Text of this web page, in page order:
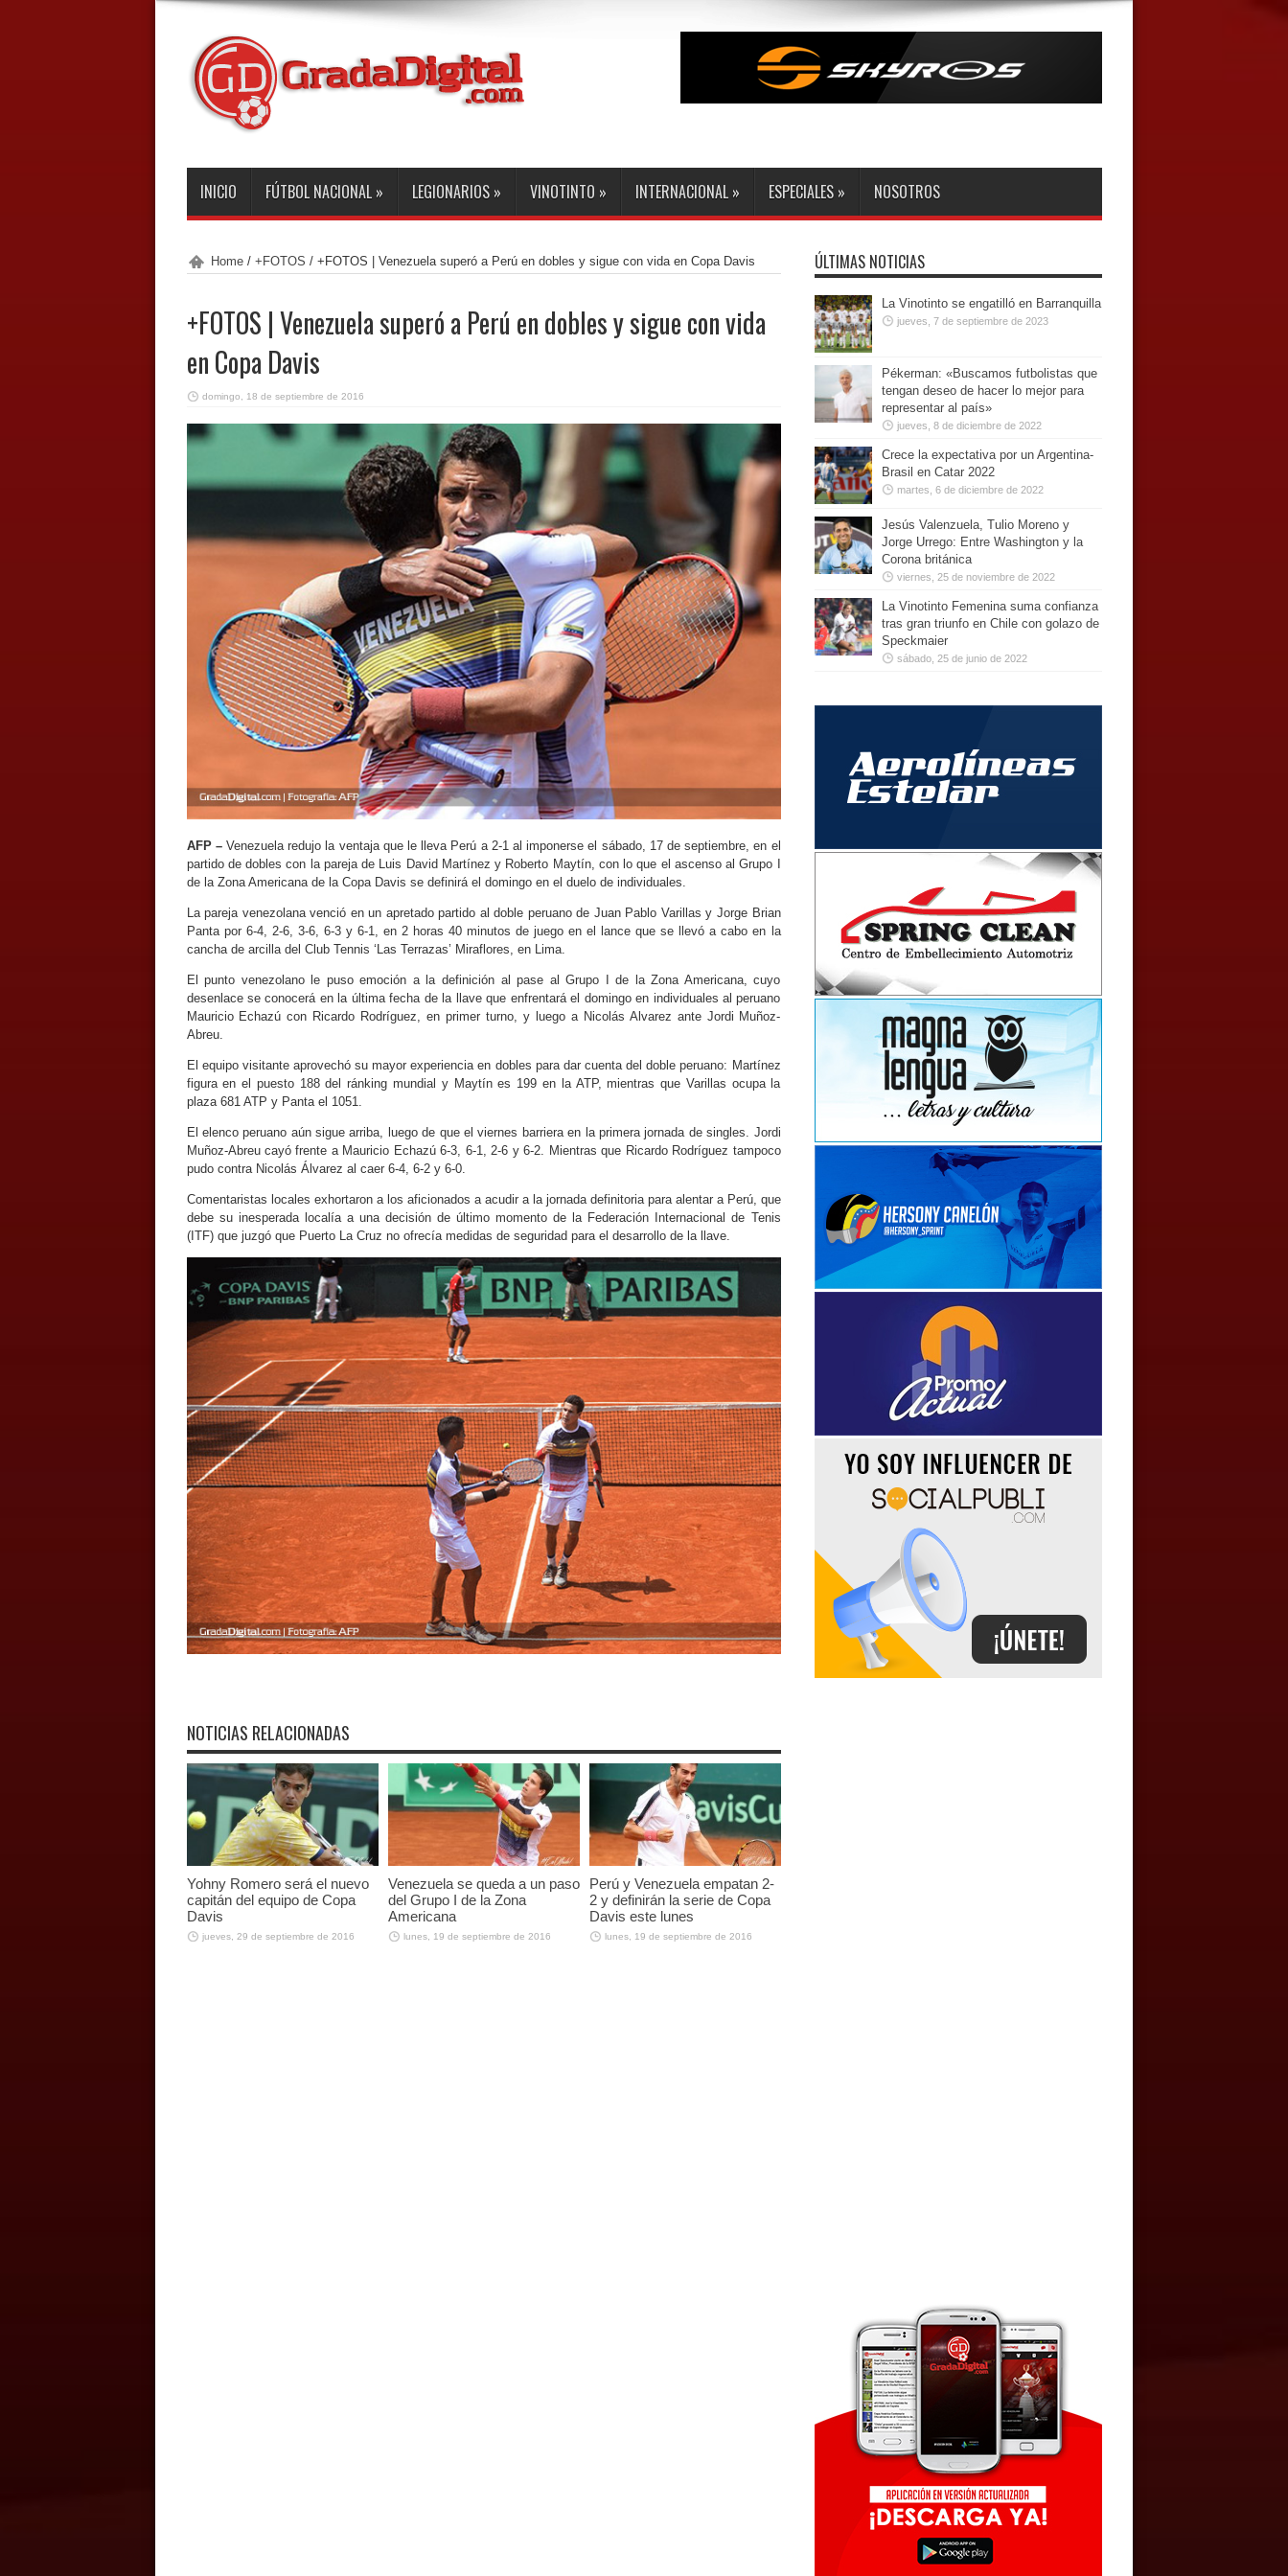
INICIO FÚTBOL NACIONAL » LEGIONARIOS » VINOTINTO » INTERNACIONAL » ESPECIALES » NOSOTROS
Home/ +FOTOS / +FOTOS | Venezuela superó a Perú en dobles y sigue con vida en Copa Davis
+FOTOS | Venezuela superó a Perú en dobles y sigue con vida
en Copa Davis
domingo, 18 de septiembre de 2016
AFP –Venezuela redujo la ventaja que le lleva Perú a 2-1 al imponerse el sábado, 17 de septiembre, en el
partido de dobles con la pareja de Luis David Martínez y Roberto Maytín, con lo que el ascenso al Grupo I
de la Zona Americana de la Copa Davis se definirá el domingo en el duelo de individuales.
La pareja venezolana venció en un apretado partido al doble peruano de Juan Pablo Varillas y Jorge Brian
Panta por 6-4, 2-6, 3-6, 6-3 y 6-1, en 2 horas 40 minutos de juego en el lance que se llevó a cabo en la
cancha de arcilla del Club Tennis ‘Las Terrazas’ Miraflores, en Lima.
El punto venezolano le puso emoción a la definición al pase al Grupo I de la Zona Americana, cuyo
desenlace se conocerá en la última fecha de la llave que enfrentará el domingo en individuales al peruano
Mauricio Echazú con Ricardo Rodríguez, en primer turno, y luego a Nicolás Alvarez ante Jordi Muñoz-
Abreu.
El equipo visitante aprovechó su mayor experiencia en dobles para dar cuenta del doble peruano: Martínez
figura en el puesto 188 del ránking mundial y Maytín es 199 en la ATP, mientras que Varillas ocupa la
plaza 681 ATP y Panta el 1051.
El elenco peruano aún sigue arriba, luego de que el viernes barriera en la primera jornada de singles. Jordi
Muñoz-Abreu cayó frente a Mauricio Echazú 6-3, 6-1, 2-6 y 6-2. Mientras que Ricardo Rodríguez tampoco
pudo contra Nicolás Álvarez al caer 6-4, 6-2 y 6-0.
Comentaristas locales exhortaron a los aficionados a acudir a la jornada definitoria para alentar a Perú, que
debe su inesperada localía a una decisión de último momento de la Federación Internacional de Tenis
(ITF) que juzgó que Puerto La Cruz no ofrecía medidas de seguridad para el desarrollo de la llave.
NOTICIAS RELACIONADAS
Yohny Romero será el nuevo
capitán del equipo de Copa
Davis
jueves, 29 de septiembre de 2016
Venezuela se queda a un paso
del Grupo I de la Zona
Americana
lunes, 19 de septiembre de 2016
Perú y Venezuela empatan 2-
2 y definirán la serie de Copa
Davis este lunes
lunes, 19 de septiembre de 2016
ÚLTIMAS NOTICIAS
La Vinotinto se engatilló en Barranquilla
jueves, 7 de septiembre de 2023
Pékerman: «Buscamos futbolistas que
tengan deseo de hacer lo mejor para
representar al país»
jueves, 8 de diciembre de 2022
Crece la expectativa por un Argentina-
Brasil en Catar 2022
martes, 6 de diciembre de 2022
Jesús Valenzuela, Tulio Moreno y
Jorge Urrego: Entre Washington y la
Corona británica
viernes, 25 de noviembre de 2022
La Vinotinto Femenina suma confianza
tras gran triunfo en Chile con golazo de
Speckmaier
sábado, 25 de junio de 2022